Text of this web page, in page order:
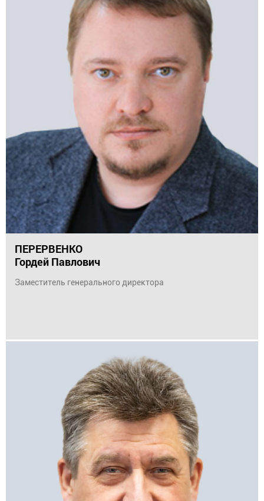
ПЕРЕРВЕНКО
Гордей Павлович
Заместитель генерального директора